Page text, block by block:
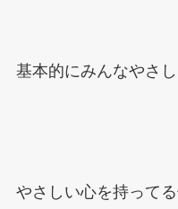
基本的にみんなやさし
やさしい心を持ってる